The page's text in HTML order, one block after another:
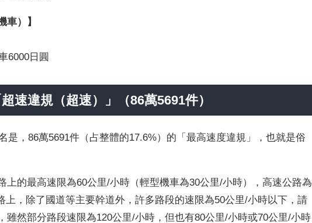
車）】
6000日圓
速違規（超速）」（86萬5691件）
是，86萬5691件（占整體的17.6%）的「最高速度違規」，也就是俗
上的最高速限為60公里/小時（輕型機車為30公里/小時），高速公路為
上，除了國道等主要幹道外，許多路段的速限為50公里/小時以下，請
雖然部分路段速限為120公里/小時，但也有80公里/小時或70公里/小時